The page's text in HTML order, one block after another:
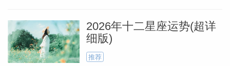
来一个短途的旅行。
但同样第三宫也代表着合同事物，因此有部
2026年十二星座运势(超详
细版)
推荐